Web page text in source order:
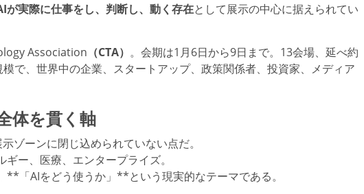
実際に仕事をし、判断し、動く存在として展示の中心に据えられてい
Association （CTA） 。会期は1月6日から9日まで。13会場、延べ約
で、世界中の企業、スタートアップ、政策関係者、投資家、メディア
体を貫く軸
ゾーンに閉じ込められていない点だ。
ー、医療、エンタープライズ。
「AIをどう使うか」**という現実的なテーマである。